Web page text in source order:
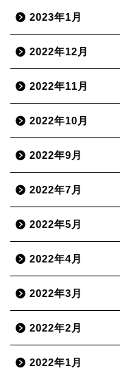
2023年1月
2022年12月
2022年11月
2022年10月
2022年9月
2022年7月
2022年5月
2022年4月
2022年3月
2022年2月
2022年1月